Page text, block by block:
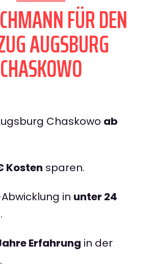
FÜR DEN
AUGSBURG
CHASKOWO
Chaskowo ab
Kosten sparen.
in unter 24
.
Erfahrung in der